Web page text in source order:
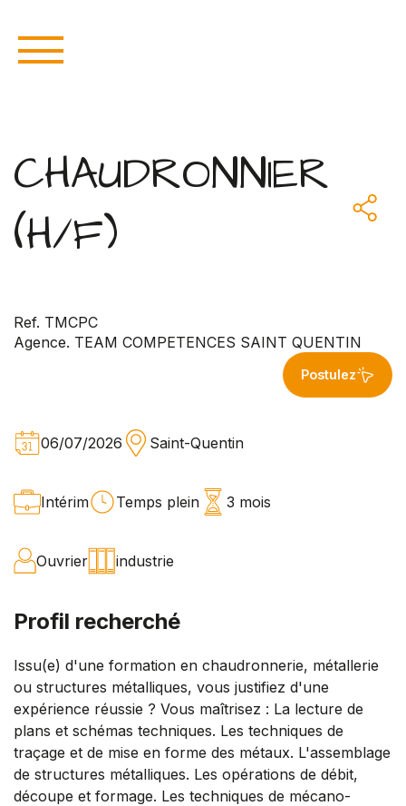
CHAUDRONNIER
(H/F)
Ref. TMCPC
Agence. TEAM COMPETENCES SAINT QUENTIN
Postulez
06/07/2026 Saint-Quentin
Intérim Temps plein 3 mois
Ouvrier industrie
Profil recherché
Issu(e) d'une formation en chaudronnerie, métallerie
ou structures métalliques, vous justifiez d'une
expérience réussie ? Vous maîtrisez : La lecture de
plans et schémas techniques. Les techniques de
traçage et de mise en forme des métaux. L'assemblage
de structures métalliques. Les opérations de débit,
découpe et formage. Les techniques de mécano-